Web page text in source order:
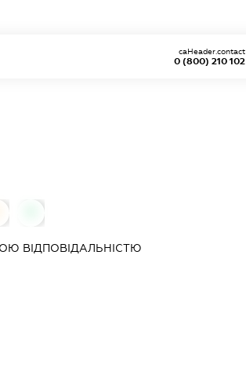
0 (800) 210 102
caHeader.contact
ВІДПОВІДАЛЬНІСТЮ